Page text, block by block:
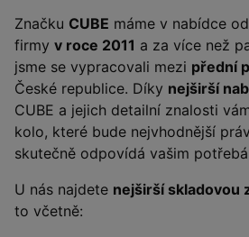
Značku CUBE máme v nabídce
firmy v roce 2011 a za více než
jsme se vypracovali mezi přední
České republice. Díky nejširší
CUBE a jejich detailní znalosti
kolo, které bude nejvhodnější
skutečně odpovídá vašim
U nás najdete nejširší skladovou
to včetně: